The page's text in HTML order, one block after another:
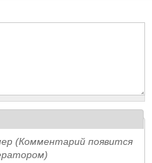
(Комментарий появится